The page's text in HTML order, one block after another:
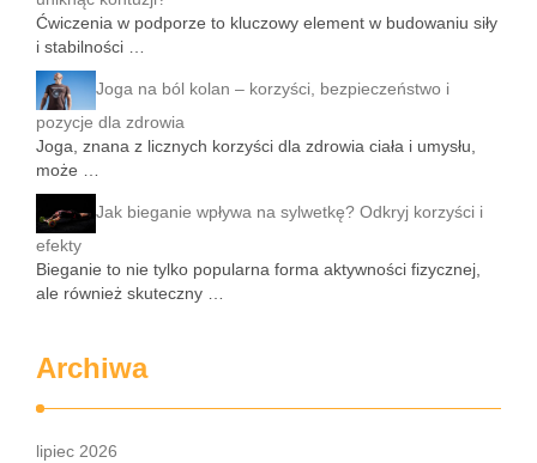
Ćwiczenia w podporze to kluczowy element w budowaniu siły
i stabilności …
Joga na ból kolan – korzyści, bezpieczeństwo i
pozycje dla zdrowia
Joga, znana z licznych korzyści dla zdrowia ciała i umysłu,
może …
Jak bieganie wpływa na sylwetkę? Odkryj korzyści i
efekty
Bieganie to nie tylko popularna forma aktywności fizycznej,
ale również skuteczny …
Archiwa
lipiec 2026